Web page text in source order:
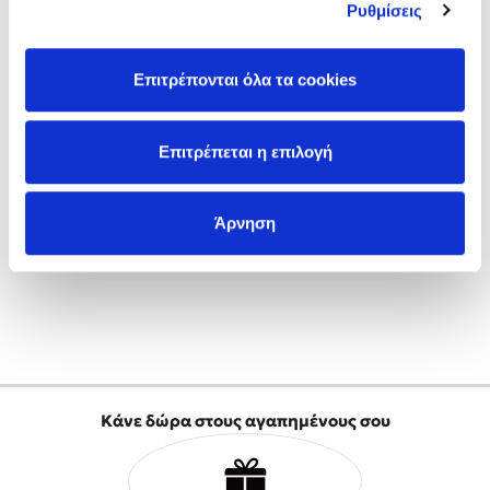
Ρυθμίσεις
Επιτρέπονται όλα τα cookies
Επιτρέπεται η επιλογή
Άρνηση
Mel Robbins
Η μέθοδος Αφήστε τους
Φυστίκι ΠουΚυλάει
Από τα πιο χρήσιμα βιβλία για συμβουλευτική
γονέων. Αν και δείχνει απλό στην δομή του όμως
δεν είναι. Για να το κατανοήσεις πραγματικά
πρέπει να διαθέτεις γνώσεις Αναπτυξιακής
Ψυχολογίας.
Κάνε δώρα στους αγαπημένους σου